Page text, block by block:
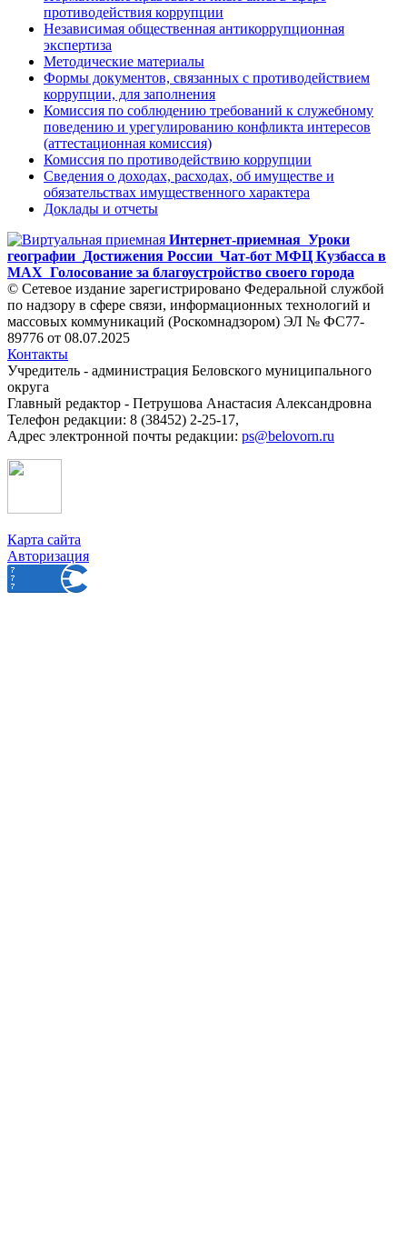
противодействия коррупции
Независимая общественная антикоррупционная
экспертиза
Методические материалы
Формы документов, связанных с противодействием
коррупции, для заполнения
Комиссия по соблюдению требований к служебному
поведению и урегулированию конфликта интересов
(аттестационная комиссия)
Комиссия по противодействию коррупции
Сведения о доходах, расходах, об имуществе и
обязательствах имущественного характера
Доклады и отчеты
Интернет-приемная Уроки
географии Достижения России Чат-бот МФЦ Кузбасса в
MAX Голосование за благоустройство своего города
© Сетевое издание зарегистрировано Федеральной службой
по надзору в сфере связи, информационных технологий и
массовых коммуникаций (Роскомнадзором) ЭЛ № ФС77-
89776 от 08.07.2025
Контакты
Учредитель - администрация Беловского муниципального
округа
Главный редактор - Петрушова Анастасия Александровна
Телефон редакции: 8 (38452) 2-25-17,
Адрес электронной почты редакции: ps@belovorn.ru
Карта сайта
Авторизация